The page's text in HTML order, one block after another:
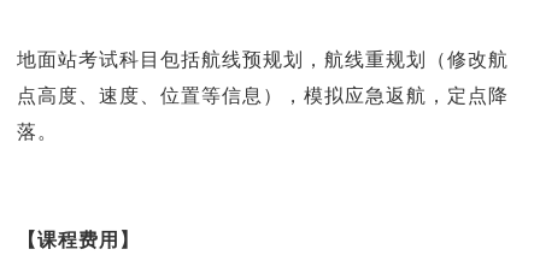
地面站考试科目包括航线预规划，航线重规划（修改航
点高度、速度、位置等信息），模拟应急返航，定点降
落。
【课程费用】